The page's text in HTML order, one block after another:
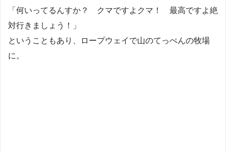
「何いってるんすか？ クマですよクマ！ 最高ですよ絶
対行きましょう！」
ということもあり、ロープウェイで山のてっぺんの牧場
に。